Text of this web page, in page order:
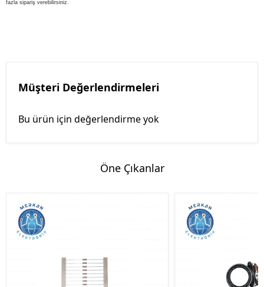
fazla sipariş verebilirsiniz.
Müşteri Değerlendirmeleri
Bu ürün için değerlendirme yok
Öne Çıkanlar